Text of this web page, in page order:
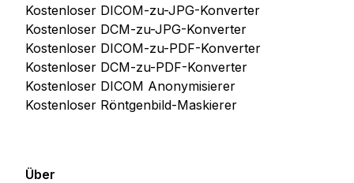
Kostenloser DICOM-zu-JPG-Konverter
Kostenloser DCM-zu-JPG-Konverter
Kostenloser DICOM-zu-PDF-Konverter
Kostenloser DCM-zu-PDF-Konverter
Kostenloser DICOM Anonymisierer
Kostenloser Röntgenbild-Maskierer
Über